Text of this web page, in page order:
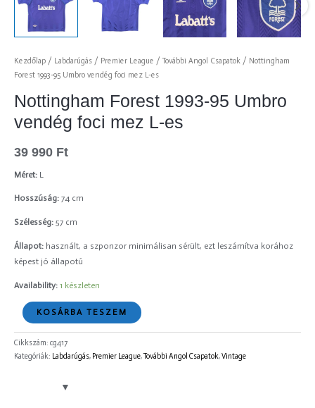
Kezdőlap / Labdarúgás / Premier League /További Angol Csapatok / Nottingham
Forest 1993-95 Umbro vendég foci mez L-es
Nottingham Forest 1993-95 Umbro
vendég foci mez L-es
39 990 Ft
Méret: L
Hosszúság: 74 cm
Szélesség: 57 cm
Állapot: használt, a szponzor minimálisan sérült, ezt leszámítva korához
képest jó állapotú
Availability: 1 készleten
KOSÁRBA TESZEM
Cikkszám: cg417
Kategóriák: Labdarúgás, Premier League,További Angol Csapatok,Vintage